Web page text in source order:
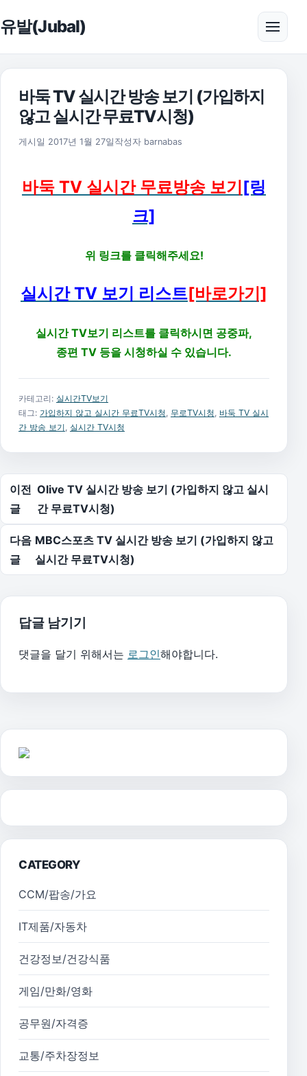
유발(Jubal) 메뉴
바둑 TV 실시간 방송 보기 (가입하지
않고 실시간 무료TV시청)
게시일 2017년 1월 27일 2023년 7월 7일
작성자 barnabas
바둑 TV 실시간 무료방송 보기 [링
크]
위 링크를 클릭해주세요!
실시간 TV 보기 리스트[바로가기]
실시간 TV보기 리스트를 클릭하시면 공중파,
종편 TV 등을 시청하실 수 있습니다.
카테고리: 실시간TV보기
태그: 가입하지 않고 실시간 무료TV시청 무로TV시청 바둑 TV 실시
간 방송 보기 실시간 TV시청
글 탐색
이전
글
Olive TV 실시간 방송 보기 (가입하지 않고 실시
간 무료TV시청)
다음
글
MBC스포츠 TV 실시간 방송 보기 (가입하지 않고
실시간 무료TV시청)
답글 남기기
댓글을 달기 위해서는 로그인해야합니다.
CATEGORY
CCM/팝송/가요
IT제품/자동차
건강정보/건강식품
게임/만화/영화
공무원/자격증
교통/주차장정보